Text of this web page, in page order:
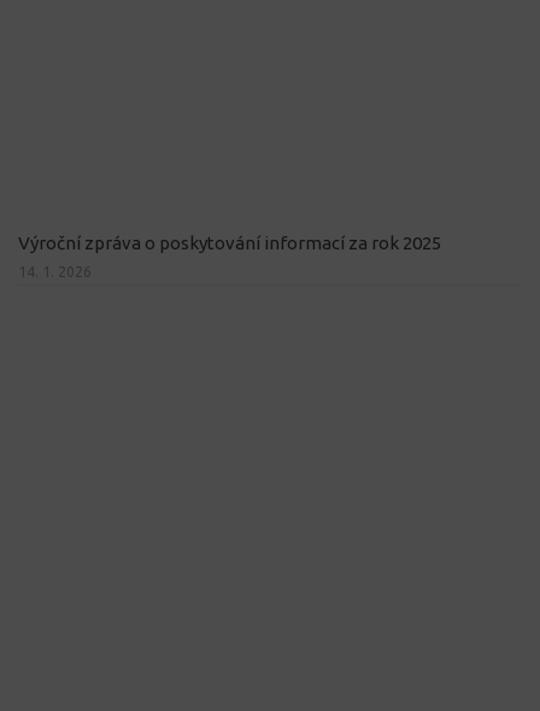
Výroční zpráva o poskytování informací za rok 2025
14. 1. 2026